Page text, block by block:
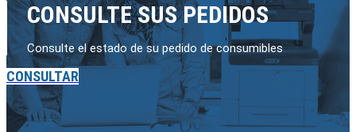
CONSULTE SUS PEDIDOS
Consulte el estado de su pedido de consumibles
CONSULTAR